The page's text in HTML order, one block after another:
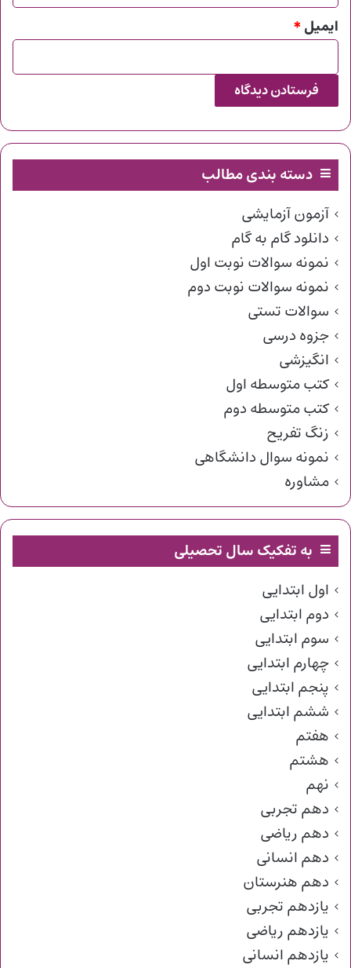
ایمیل*
دسته بندی مطالب
آزمون آزمایشی
دانلود گام به گام
نمونه سوالات نوبت اول
نمونه سوالات نوبت دوم
سوالات تستی
جزوه درسی
انگیزشی
کتب متوسطه اول
کتب متوسطه دوم
زنگ تفریح
نمونه سوال دانشگاهی
مشاوره
به تفکیک سال تحصیلی
اول ابتدایی
دوم ابتدایی
سوم ابتدایی
چهارم ابتدایی
پنجم ابتدایی
ششم ابتدایی
هفتم
هشتم
نهم
دهم تجربی
دهم ریاضی
دهم انسانی
دهم هنرستان
یازدهم تجربی
یازدهم ریاضی
یازدهم انسانی